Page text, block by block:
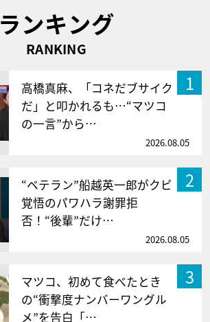
ランキング
RANKING
1
高橋真麻、「コネだブサイク
だ」と叩かれるも…“マツコ
の一言”から…
2026.08.05
2
“ベテラン”船越英一郎がクビ
覚悟のパワハラ謝罪拒
否！“後輩”だけ…
2026.08.05
3
マツコ、初めて食べたとき
の“衝撃度ナンバーワングル
メ”を告白「…